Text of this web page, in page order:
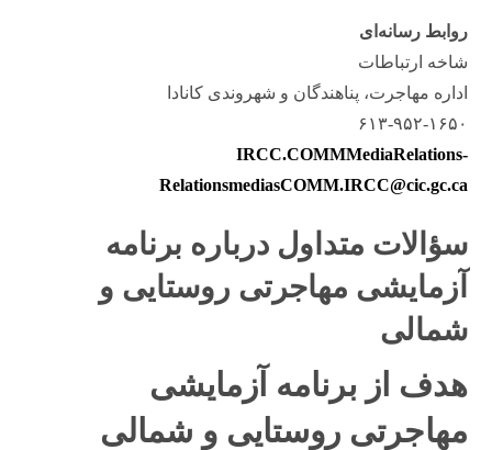
روابط رسانه‌ای
شاخه ارتباطات
اداره مهاجرت، پناهندگان و شهروندی کانادا
۶۱۳-۹۵۲-۱۶۵۰
IRCC.COMMMediaRelations-
RelationsmediasCOMM.IRCC@cic.gc.ca
سؤالات متداول درباره برنامه
آزمایشی مهاجرتی روستایی و
شمالی
هدف از برنامه آزمایشی
مهاجرتی روستایی و شمالی